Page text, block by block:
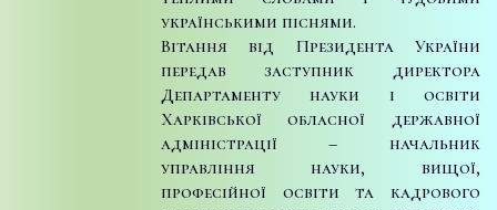
українськими піснями.
Вітання від Президента України
передав заступник директора
Департаменту науки і освіти
Харківської обласної державної
адміністрації – начальник
управління науки, вищої,
професійної освіти та кадрового